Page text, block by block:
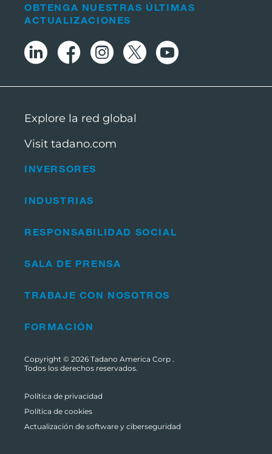
INVERSORES
INDUSTRIAS
RESPONSABILIDAD SOCIAL
SALA DE PRENSA
TRABAJE CON NOSOTROS
FORMACIÓN
OBTENGA NUESTRAS ÚLTIMAS
ACTUALIZACIONES
Explore la red global
Visit tadano.com
Copyright © 2026 Tadano America Corp .
Todos los derechos reservados.
Política de privacidad
Política de cookies
Actualización de software y ciberseguridad